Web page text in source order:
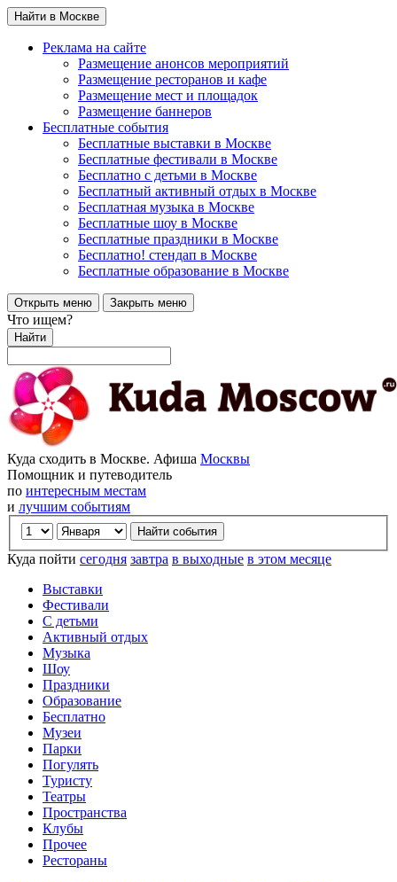
Найти в Москве
Реклама на сайте
Размещение анонсов мероприятий
Размещение ресторанов и кафе
Размещение мест и площадок
Размещение баннеров
Бесплатные события
Бесплатные выставки в Москве
Бесплатные фестивали в Москве
Бесплатно с детьми в Москве
Бесплатный активный отдых в Москве
Бесплатная музыка в Москве
Бесплатные шоу в Москве
Бесплатные праздники в Москве
Бесплатно! стендап в Москве
Бесплатные образование в Москве
Открыть меню Закрыть меню
Что ищем?
Найти
Куда сходить в Москве. Афиша Москвы
Помощник и путеводитель
по интересным местам
и лучшим событиям
Куда пойти сегодня завтра в выходные в этом месяце
Выставки
Фестивали
С детьми
Активный отдых
Музыка
Шоу
Праздники
Образование
Бесплатно
Музеи
Парки
Погулять
Туристу
Театры
Пространства
Клубы
Прочее
Рестораны